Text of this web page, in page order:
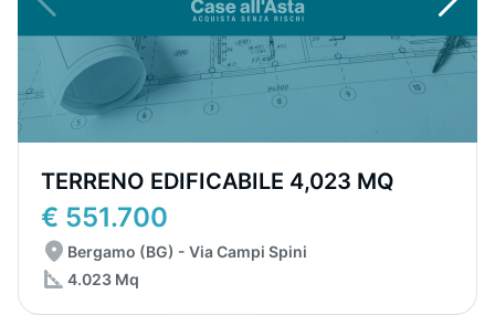
TERRENO EDIFICABILE 4,023 MQ
€ 551.700
Bergamo (BG) - Via Campi Spini
4.023 Mq